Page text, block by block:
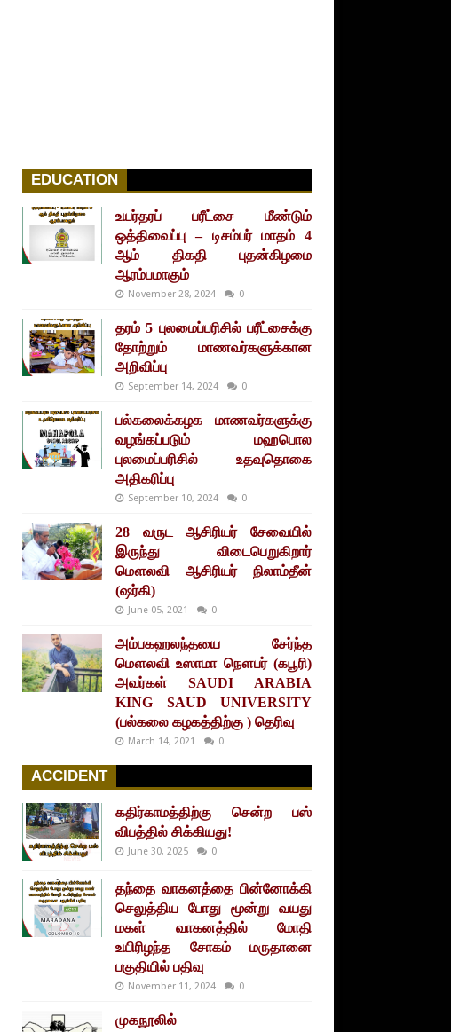
EDUCATION
உயர்தரப் பரீட்சை மீண்டும்
ஒத்திவைப்பு – டிசம்பர் மாதம் 4
ஆம் திகதி புதன்கிழமை
ஆரம்பமாகும்
November 28, 2024 0
தரம் 5 புலமைப்பரிசில் பரீட்சைக்கு
தோற்றும் மாணவர்களுக்கான
அறிவிப்பு
September 14, 2024 0
பல்கலைக்கழக மாணவர்களுக்கு
வழங்கப்படும் மஹபொல
புலமைப்பரிசில் உதவுதொகை
அதிகரிப்பு
September 10, 2024 0
28 வருட ஆசிரியர் சேவையில்
இருந்து விடைபெறுகிறார்
மௌலவி ஆசிரியர் நிலாம்தீன்
(ஷர்கி)
June 05, 2021 0
அம்பகஹலந்தயை சேர்ந்த
மௌலவி உஸாமா நௌபர் (கபூரி)
அவர்கள் SAUDI ARABIA
KING SAUD UNIVERSITY
(பல்கலை கழகத்திற்கு ) தெரிவு
March 14, 2021 0
ACCIDENT
கதிர்காமத்திற்கு சென்ற பஸ்
விபத்தில் சிக்கியது!
June 30, 2025 0
தந்தை வாகனத்தை பின்னோக்கி
செலுத்திய போது மூன்று வயது
மகள் வாகனத்தில் மோதி
உயிரிழந்த சோகம் மருதானை
பகுதியில் பதிவு
November 11, 2024 0
முகநூலில்